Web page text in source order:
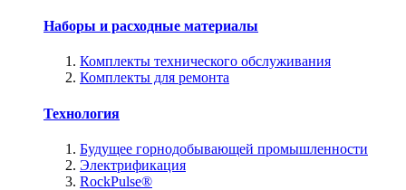
Наборы и расходные материалы
Комплекты технического обслуживания
Комплекты для ремонта
Технология
Будущее горнодобывающей промышленности
Электрификация
RockPulse®